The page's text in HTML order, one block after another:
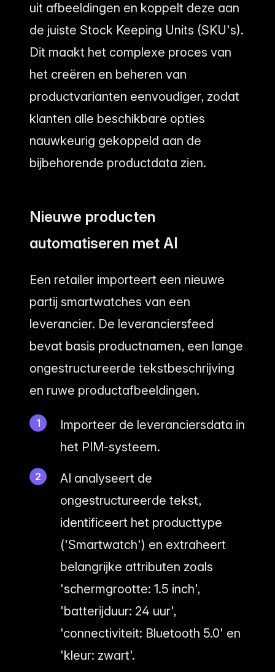
uit afbeeldingen en koppelt deze aan
de juiste Stock Keeping Units (SKU's).
Dit maakt het complexe proces van
het creëren en beheren van
productvarianten eenvoudiger, zodat
klanten alle beschikbare opties
nauwkeurig gekoppeld aan de
bijbehorende productdata zien.
Nieuwe producten
automatiseren met AI
Een retailer importeert een nieuwe
partij smartwatches van een
leverancier. De leveranciersfeed
bevat basis productnamen, een lange
ongestructureerde tekstbeschrijving
en ruwe productafbeeldingen.
Importeer de leveranciersdata in
het PIM-systeem.
AI analyseert de
ongestructureerde tekst,
identificeert het producttype
('Smartwatch') en extraheert
belangrijke attributen zoals
'schermgrootte: 1.5 inch',
'batterijduur: 24 uur',
'connectiviteit: Bluetooth 5.0' en
'kleur: zwart'.